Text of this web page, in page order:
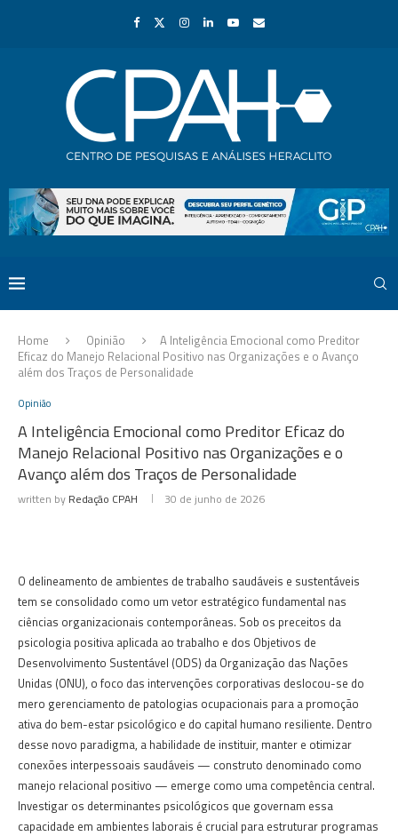
Home Opinião
A Inteligência Emocional como Preditor
Eficaz do Manejo Relacional Positivo nas Organizações e o Avanço
além dos Traços de Personalidade
Opinião
A Inteligência Emocional como Preditor Eficaz do
Manejo Relacional Positivo nas Organizações e o
Avanço além dos Traços de Personalidade
written by Redação CPAH 30 de junho de 2026
O delineamento de ambientes de trabalho saudáveis e sustentáveis
tem se consolidado como um vetor estratégico fundamental nas
ciências organizacionais contemporâneas. Sob os preceitos da
psicologia positiva aplicada ao trabalho e dos Objetivos de
Desenvolvimento Sustentável (ODS) da Organização das Nações
Unidas (ONU), o foco das intervenções corporativas deslocou-se do
mero gerenciamento de patologias ocupacionais para a promoção
ativa do bem-estar psicológico e do capital humano resiliente. Dentro
desse novo paradigma, a habilidade de instituir, manter e otimizar
conexões interpessoais saudáveis — construto denominado como
manejo relacional positivo — emerge como uma competência central.
Investigar os determinantes psicológicos que governam essa
capacidade em ambientes laborais é crucial para estruturar programas